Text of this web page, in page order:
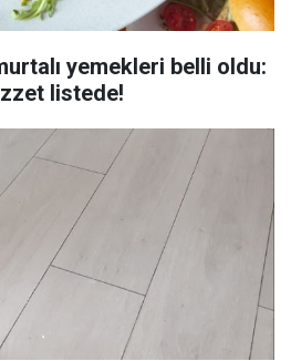
yemekleri belli oldu:
listede!